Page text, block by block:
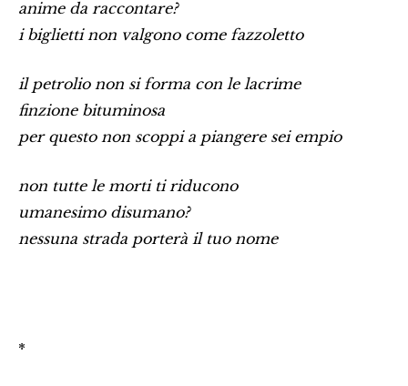
anime da raccontare?
i biglietti non valgono come fazzoletto
il petrolio non si forma con le lacrime
finzione bituminosa
per questo non scoppi a piangere sei empio
non tutte le morti ti riducono
umanesimo disumano?
nessuna strada porterà il tuo nome
*